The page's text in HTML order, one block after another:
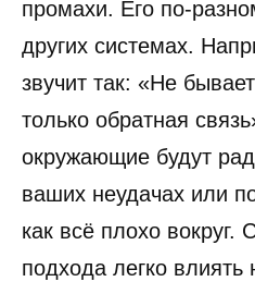
промахи. Его по-
других системах.
звучит так: «Не
только обратная
окружающие будут
ваших неудачах или
как всё плохо вокруг.
подхода легко